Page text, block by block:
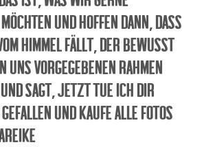
und hoffen dann, dass
Himmel fällt, der bewusst
uns vorgegebenen Rahmen
sagt, jetzt tue ich dir
und kaufe alle Fotos